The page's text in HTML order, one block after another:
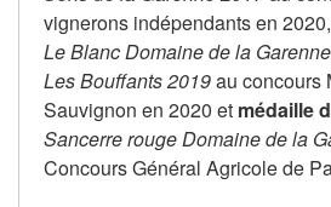
vignerons indépendants en 2020,
Le Blanc Domaine de la
Les Bouffants 2019au concours
Sauvignon en 2020 et médaille
Sancerre rouge Domaine de la
Concours Général Agricole de